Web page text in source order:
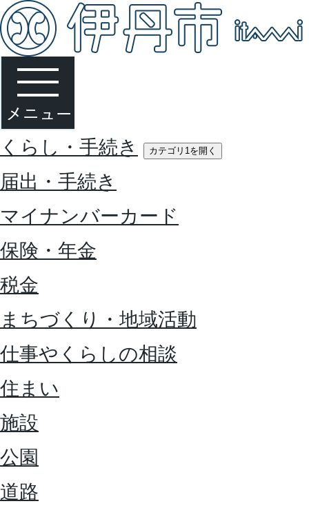
くらし・手続き カテゴリ1を開く
届出・手続き
マイナンバーカード
保険・年金
税金
まちづくり・地域活動
仕事やくらしの相談
住まい
施設
公園
道路